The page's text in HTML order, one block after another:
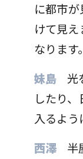
に都市
けて見
なります
妹島
光
したり
入るよ
西澤
半